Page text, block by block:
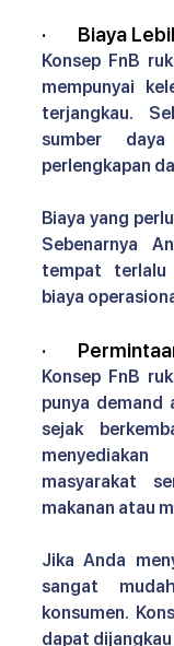
· Biaya
Konsep FnB
mempunyai
terjangkau.
sumber
perlengkapan
Biaya yang
Sebenarnya
tempat terlalu
biaya
·
Konsep FnB
punya demand
sejak
masyarakat
makanan atau
Jika Anda
sangat
konsumen.
dapat